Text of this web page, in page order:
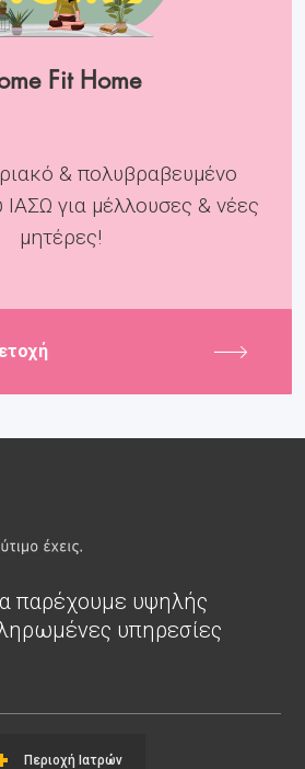
Fit Home
& πολυβραβευμένο
για μέλλουσες & νέες
μητέρες!
παρέχουμε υψηλής
υπηρεσίες
Περιοχή Ιατρών